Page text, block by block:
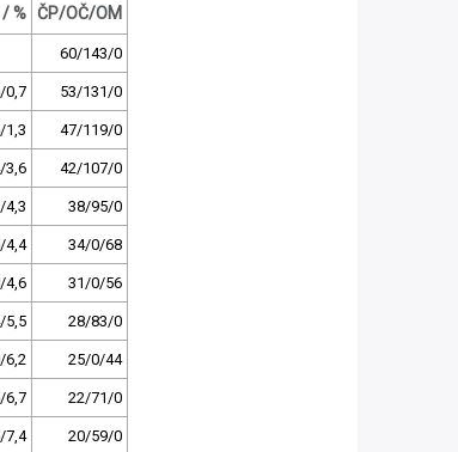
/ % ČP/OČ/OM
60/143/0
0,7 53/131/0
1,3 47/119/0
3,6 42/107/0
4,3 38/95/0
4,4 34/0/68
4,6 31/0/56
5,5 28/83/0
6,2 25/0/44
6,7 22/71/0
7,4 20/59/0